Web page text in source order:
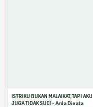
ISTRIKU BUKAN MALAIKAT, TAPI AKU
JUGA TIDAK SUCI - Arda Dinata